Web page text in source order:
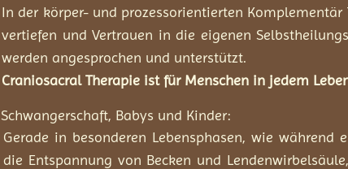
In der körper- und prozessorientierten
vertiefen und Vertrauen in die eigenen
werden angesprochen und unterstützt.
Craniosacral Therapie ist für Menschen in jedem
Schwangerschaft, Babys und Kinder:
Gerade in besonderen Lebensphasen, wie
die Entspannung von Becken und